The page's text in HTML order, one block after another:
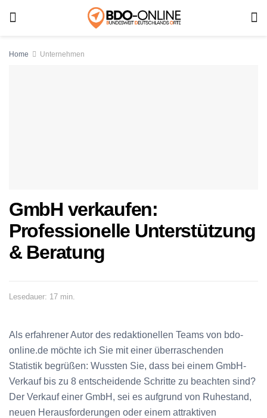
Home Unternehmen
GmbH verkaufen:
Professionelle Unterstützung
& Beratung
Lesedauer: 17 min.
Als erfahrener Autor des redaktionellen Teams von bdo-
online.de möchte ich Sie mit einer überraschenden
Statistik begrüßen: Wussten Sie, dass bei einem GmbH-
Verkauf bis zu 8 entscheidende Schritte zu beachten sind?
Der Verkauf einer GmbH, sei es aufgrund von Ruhestand,
neuen Herausforderungen oder einem attraktiven